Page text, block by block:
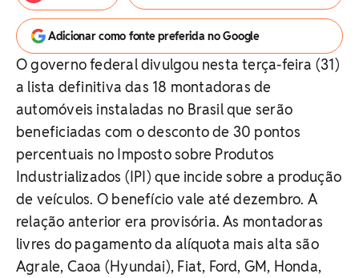
Adicionar como fonte preferida no Google
O governo federal divulgou nesta terça-feira (31)
a lista definitiva das 18 montadoras de
automóveis instaladas no Brasil que serão
beneficiadas com o desconto de 30 pontos
percentuais no Imposto sobre Produtos
Industrializados (IPI) que incide sobre a produção
de veículos. O benefício vale até dezembro. A
relação anterior era provisória. As montadoras
livres do pagamento da alíquota mais alta são
Agrale, Caoa (Hyundai), Fiat, Ford, GM, Honda,